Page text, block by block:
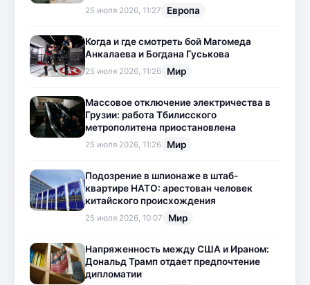
25 июля 2026, 11:27 Европа
Когда и где смотреть бой Магомеда
Анкалаева и Богдана Гуськова
25 июля 2026, 11:26 Мир
Массовое отключение электричества в
Грузии: работа Тбилисского
метрополитена приостановлена
25 июля 2026, 11:26 Мир
Подозрение в шпионаже в штаб-
квартире НАТО: арестован человек
китайского происхождения
25 июля 2026, 10:07 Мир
Напряженность между США и Ираном:
Дональд Трамп отдает предпочтение
дипломатии